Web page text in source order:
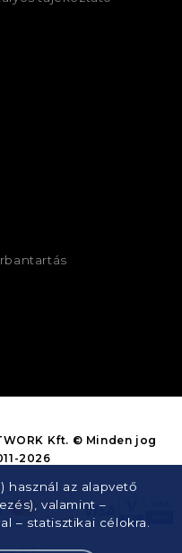
az alapvető
valamint –
– statisztikai célokra.
Kft. © Minden jog
2026